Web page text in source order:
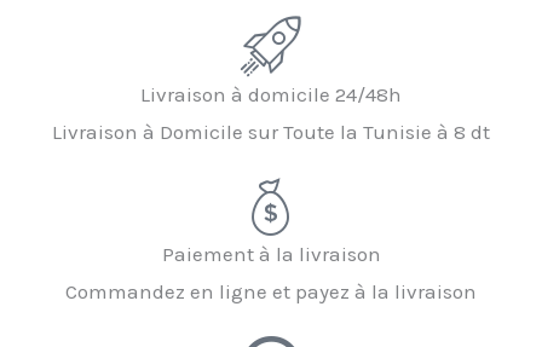
Livraison à domicile 24/48h
Livraison à Domicile sur Toute la Tunisie à 8 dt
Paiement à la livraison
Commandez en ligne et payez à la livraison